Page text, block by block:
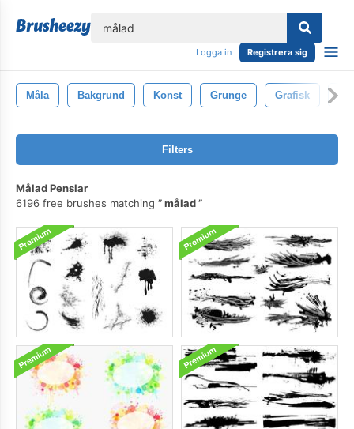
Logga in Registrera sig
Måla Bakgrund Konst Grunge Grafisk
Filters
Målad Penslar
6196 free brushes matching
målad